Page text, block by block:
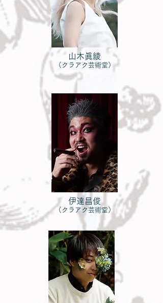
山木眞綾
（クラアク芸術堂）
伊達昌俊
（クラアク芸術堂）